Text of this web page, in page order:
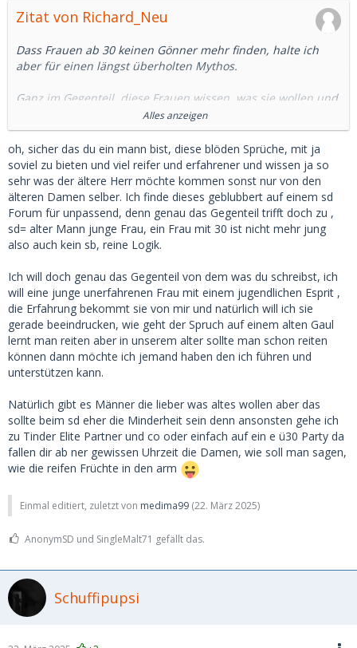
Zitat von Richard_Neu
Dass Frauen ab 30 keinen Gönner mehr finden, halte ich
aber für einen längst überholten Mythos.
Ganz im Gegenteil, diese Frauen wissen, was sie wollen und
sind nicht mehr so leicht zu beeindrucken wie naive 20-
Jährige. In der Regel ist ihr Finanzbedarf auch größer
(anderer Lebensstil) als bei einer Studentin.
Wenn der Herr dann 45 oder 50 oder gar darüber ist, ist der
Altersunterschied immer noch groß genug.
Eine 18-Jährige wird man ja nicht heiraten, und das weiß
hier doch auch jeder.
Da es heutzutage viele Möglichkeiten gibt, sich jung und fit
zu halten, sehe ich bei Frauen bis 40 keine großen Probleme
im Dating. Eigene Erfahrungen aus freier Wildbahn
bestätigen das.
Und selbst die 50 jährige ist doch für den 75-Jährigen noch
eine junge Maus. Nennt man dann MILF.
ist das wirklich euer letztes Argument?
Alles anzeigen
oh, sicher das du ein mann bist, diese blöden Sprüche, mit ja
soviel zu bieten und viel reifer und erfahrener und wissen ja so
sehr was der ältere Herr möchte kommen sonst nur von den
älteren Damen selber. Ich finde dieses geblubbert auf einem sd
Forum für unpassend, denn genau das Gegenteil trifft doch zu ,
sd= alter Mann junge Frau, ein Frau mit 30 ist nicht mehr jung
also auch kein sb, reine Logik.
Ich will doch genau das Gegenteil von dem was du schreibst, ich
will eine junge unerfahrenen Frau mit einem jugendlichen Esprit ,
die Erfahrung bekommt sie von mir und natürlich will ich sie
gerade beeindrucken, wie geht der Spruch auf einem alten Gaul
lernt man reiten aber in unserem alter sollte man schon reiten
können dann möchte ich jemand haben den ich führen und
unterstützen kann.
Natürlich gibt es Männer die lieber was altes wollen aber das
sollte beim sd eher die Minderheit sein denn ansonsten gehe ich
zu Tinder Elite Partner und co oder einfach auf ein e ü30 Party da
fallen dir ab ner gewissen Uhrzeit die Damen, wie soll man sagen,
wie die reifen Früchte in den arm
Einmal editiert, zuletzt von medima99 (22. März 2025)
AnonymSD und SingleMalt71 gefällt das.
Schuffipupsi